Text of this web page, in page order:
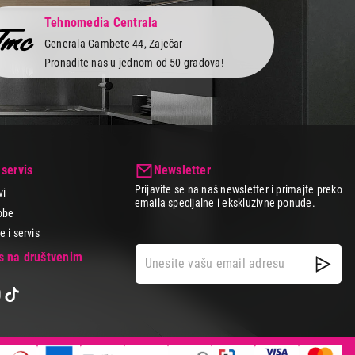
Tehnomedia Centrala
Generala Gambete 44, Zaječar
Pronađite nas u jednom od 50 gradova!
i servis
na društvenim
Newsletter
Prijavite se na naš newsletter i primajte preko
emaila specijalne i ekskluzivne ponude.